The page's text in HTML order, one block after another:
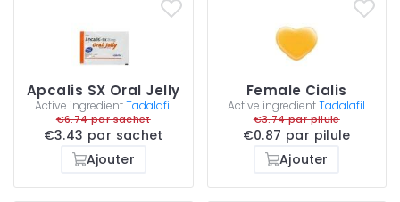
Apcalis SX Oral Jelly
Active ingredientTadalafil
€6.74 par sachet
€3.43 par sachet
Ajouter
Female Cialis
Active ingredientTadalafil
€3.74 par pilule
€0.87 par pilule
Ajouter